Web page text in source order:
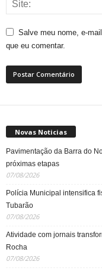
Salve meu nome, e-
que eu comentar.
Novas Noticias
Pavimentação da Barra do
próximas etapas
07/08/2026
Polícia Municipal intensifica
Tubarão
07/08/2026
Atividade com jornais
Rocha
07/08/2026